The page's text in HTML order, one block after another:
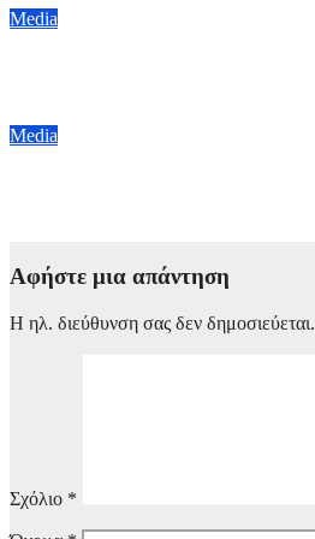
Media
Media
Αφήστε μια απάντηση
Η ηλ. διεύθυνση σας δεν δημοσιεύεται.
Σχόλιο *